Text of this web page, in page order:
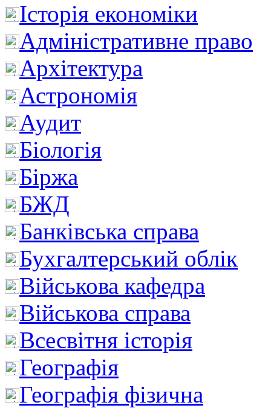
Історія економіки
Адміністративне право
Архітектура
Астрономія
Аудит
Біологія
Біржа
БЖД
Банківська справа
Бухгалтерський облік
Військова кафедра
Військова справа
Всесвітня історія
Географія
Географія фізична